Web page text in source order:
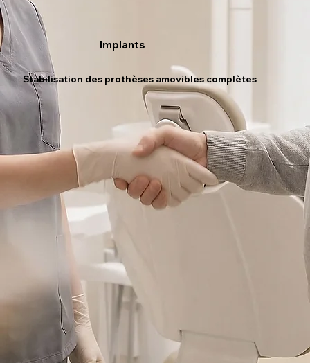
Implants
Stabilisation des prothèses amovibles complètes